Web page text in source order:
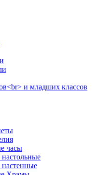
и младших классов
часы